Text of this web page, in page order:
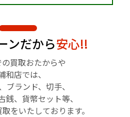
ンだから安心!!
買取おたからや
和店では、
ブランド、切手、
銭、貨幣セット等、
をいたしております。